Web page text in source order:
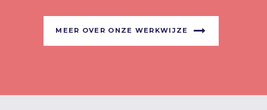
MEER OVER ONZE WERKWIJZE